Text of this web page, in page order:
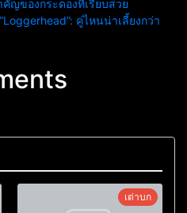
ญของกระดองที่เรียบสวย
คู่ไหนน่าเลี้ยงกว่า
เต่าบก